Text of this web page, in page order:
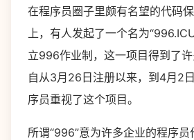
在程序员圈子里颇有名望的代码
上，有人发起了一个名为
立996作业制，这一项目得到了许
自从3月26日注册以来，到4月2
序员重视了这个项目。
所谓“996”意为许多企业的程序